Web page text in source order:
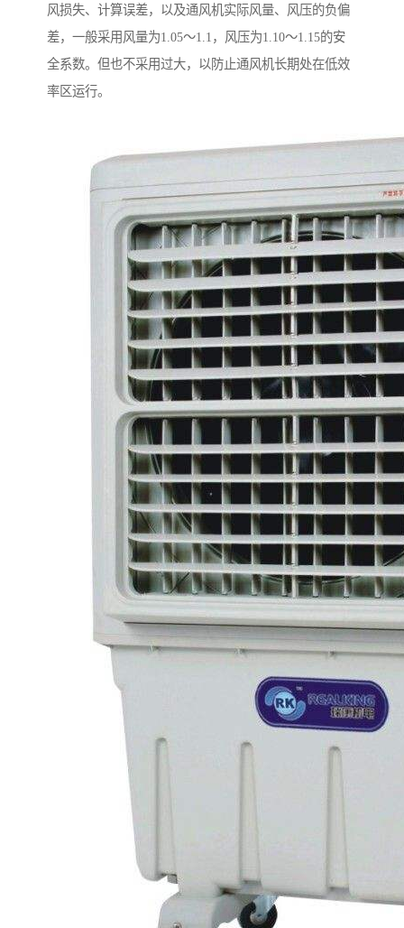
风损失、计算误差，以及通风机实际风量、风压的负偏
差，一般采用风量为1.05～1.1，风压为1.10～1.15的安
全系数。但也不采用过大，以防止通风机长期处在低效
率区运行。